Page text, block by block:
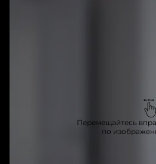
Перемещайтесь
по